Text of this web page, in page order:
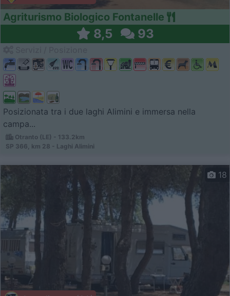
Agriturismo Biologico Fontanelle
8,5 93
Posizionata tra i due laghi Alimini e immersa nella
campa...
Otranto (LE) - 133.2km
SP 366, km 28 - Laghi Alimini
18